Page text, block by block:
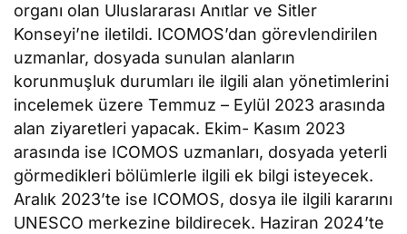
organı olan Uluslararası Anıtlar ve Sitler
Konseyi’ne iletildi. ICOMOS’dan görevlendirilen
uzmanlar, dosyada sunulan alanların
korunmuşluk durumları ile ilgili alan yönetimlerini
incelemek üzere Temmuz – Eylül 2023 arasında
alan ziyaretleri yapacak. Ekim- Kasım 2023
arasında ise ICOMOS uzmanları, dosyada yeterli
görmedikleri bölümlerle ilgili ek bilgi isteyecek.
Aralık 2023’te ise ICOMOS, dosya ile ilgili kararını
UNESCO merkezine bildirecek. Haziran 2024’te